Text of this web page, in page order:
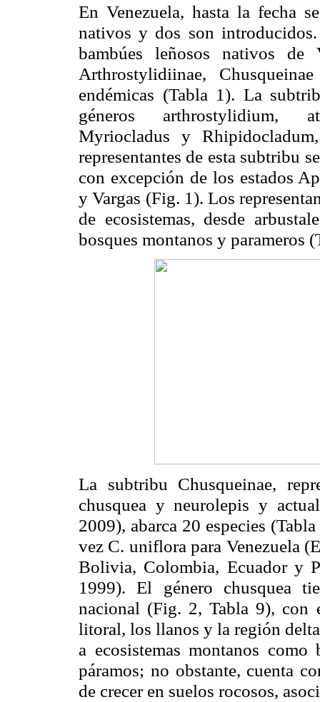
En Venezuela, hasta la fecha
nativos y dos son
bambúes leñosos nativos de
Arthrostylidiinae,
endémicas (Tabla 1). La
géneros arthrostylidium,
Myriocladus y
representantes de esta subtribu
con excepción de los estados
y Vargas (Fig. 1). Los
de ecosistemas, desde
bosques montanos y parameros
La subtribu Chusqueinae,
chusquea y neurolepis y
2009), abarca 20 especies
vez C. uniflora para Venezuela
Bolivia, Colombia, Ecuador y
1999). El género chusquea
nacional (Fig. 2, Tabla 9), con
litoral, los llanos y la región
a ecosistemas montanos como
páramos; no obstante, cuenta
de crecer en suelos rocosos,